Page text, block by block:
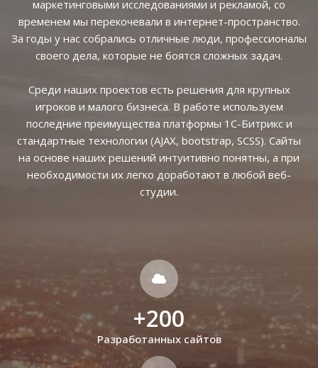
маркетинговыми исследованиями и рекламой, со
временем мы перекочевали в интернет-пространство.
За годы у нас собрались отличные люди, профессионалы
своего дела, которые не боятся сложных задач.
Среди наших проектов есть решения для крупных
игроков и малого бизнеса. В работе используем
последние преимущества платформы 1С-Битрикс и
стандартные технологии (AJAX, bootstrap, SCSS). Сайты
на основе наших решений интуитивно понятны, а при
необходимости их легко доработают в любой веб-
студии.
+200
Разработанных сайтов